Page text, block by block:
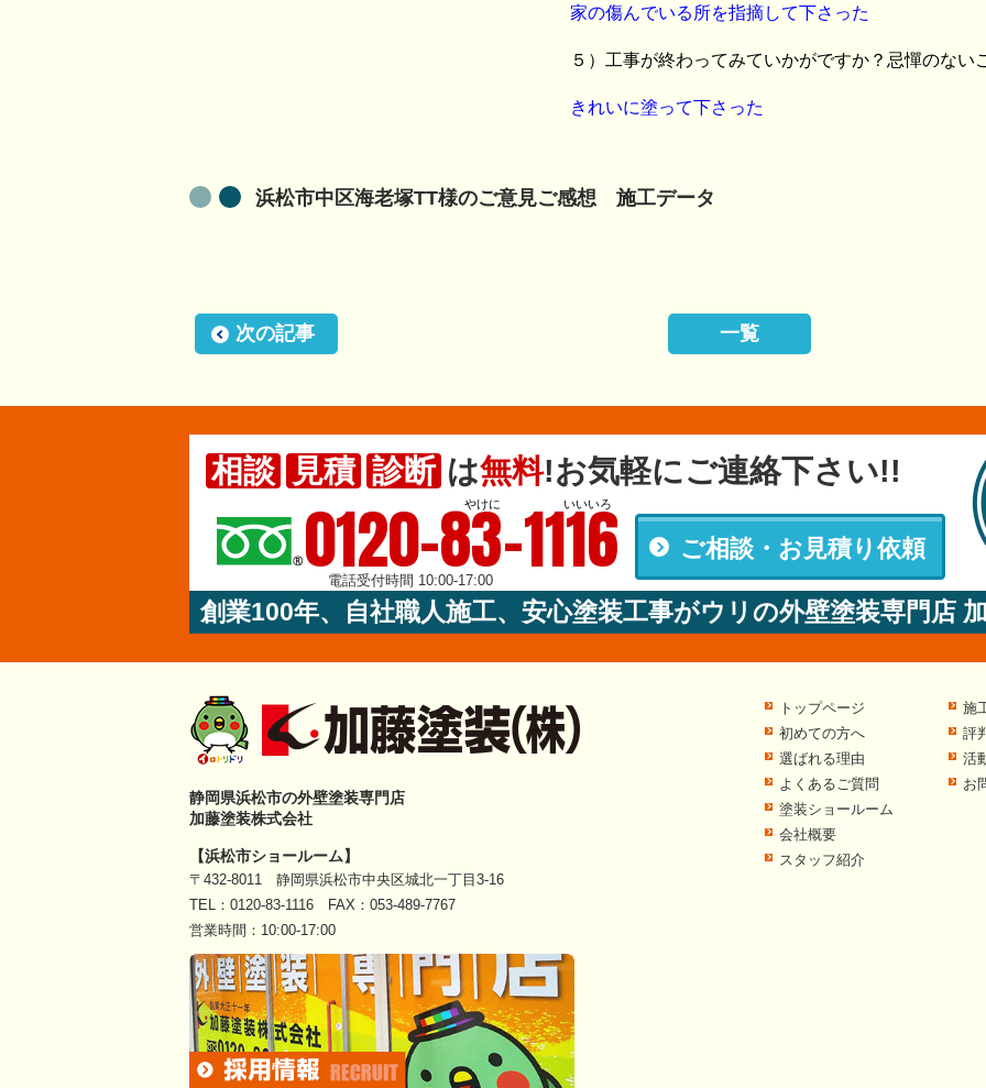
家の傷んでいる所を指摘して下さった
５）工事が終わってみていかがですか？忌憚のな
きれいに塗って下さった
浜松市中区海老塚TT様のご意見ご感想 施工データ
次の記事 一覧
相談 見積 診断 は無料!お気軽にご連絡下さい!!
やけに いいいろ
0120-83-1116
電話受付時間 10:00-17:00
ご相談・お見積り依頼
創業100年、自社職人施工、安心塗装工事がウリの外壁塗装専門店
静岡県浜松市の外壁塗装専門店
加藤塗装株式会社
【浜松市ショールーム】
〒432-8011 静岡県浜松市中央区城北一丁目3-16
TEL： 0120-83-1116 FAX：053-489-7767
営業時間：10:00-17:00
トップページ
初めての方へ
選ばれる理由
よくあるご質問
塗装ショールーム
会社概要
スタッフ紹介
施
評
活
お